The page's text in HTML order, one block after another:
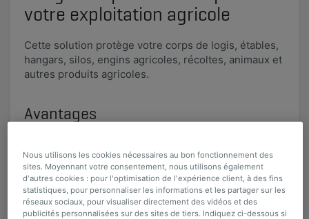
votre exploitation agricole
Cette solution protège votre corps de logis, étables,
hangars, silos, engins agricoles, récoltes, animaux et
autres produits agricoles.
Avantages
Spécialement conçue pour
les exploitations agricoles
Corps de logis, étables, hangars, silos,
machines agricoles, récoltes, animaux et
Nous utilisons les cookies nécessaires au bon fonctionnement des
sites. Moyennant votre consentement, nous utilisons également
d'autres cookies : pour l'optimisation de l'expérience client, à des fins
statistiques, pour personnaliser les informations et les partager sur les
réseaux sociaux, pour visualiser directement des vidéos et des
publicités personnalisées sur des sites de tiers. Indiquez ci-dessous si